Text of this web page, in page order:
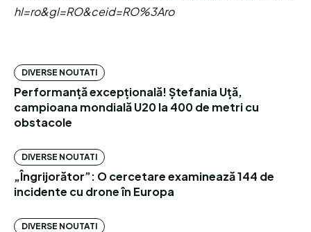
hl=ro&gl=RO&ceid=RO%3Aro
DIVERSE NOUTATI
Performanță excepțională! Ștefania Uță,
campioana mondială U20 la 400 de metri cu
obstacole
DIVERSE NOUTATI
„Îngrijorător”: O cercetare examinează 144 de
incidente cu drone în Europa
DIVERSE NOUTATI